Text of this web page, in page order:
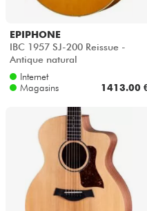
EPIPHONE
IBC 1957 SJ-200 Reissue -
Antique natural
Internet
Magasins
1413.00